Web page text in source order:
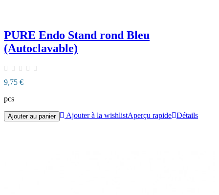
PURE Endo Stand rond Bleu
(Autoclavable)
9,75 €
pcs
Ajouter au panier Ajouter à la wishlistAperçu rapide Détails